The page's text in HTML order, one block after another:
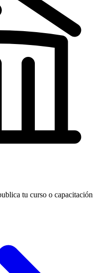
tu curso o capacitación